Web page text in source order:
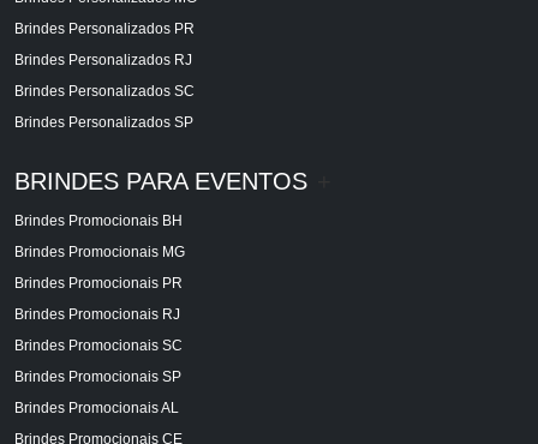
Brindes Personalizados PR
Brindes Personalizados RJ
Brindes Personalizados SC
Brindes Personalizados SP
BRINDES PARA EVENTOS
Brindes Promocionais BH
Brindes Promocionais MG
Brindes Promocionais PR
Brindes Promocionais RJ
Brindes Promocionais SC
Brindes Promocionais SP
Brindes Promocionais AL
Brindes Promocionais CE